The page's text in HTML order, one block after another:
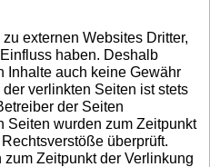
externen Websites Dritter,
haben. Deshalb
Inhalte auch keine Gewähr
verlinkten Seiten ist stets
der Seiten
Seiten wurden zum Zeitpunkt
überprüft.
Zeitpunkt der Verlinkung